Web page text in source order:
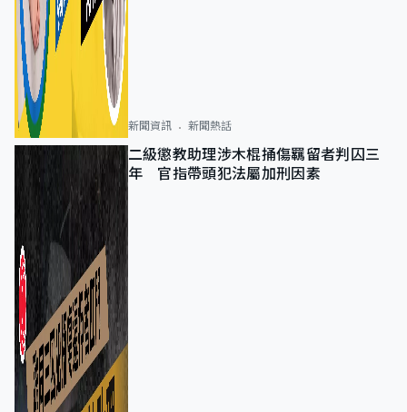
新聞資訊 新聞熱話
二級懲教助理涉木棍捅傷羈留者判囚三
年 官指帶頭犯法屬加刑因素